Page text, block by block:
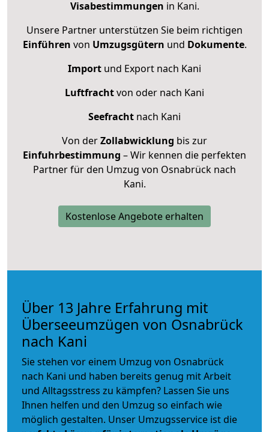
Visabestimmungen in Kani.
Unsere Partner unterstützen Sie beim richtigen
Einführen von Umzugsgütern und Dokumente.
Import und Export nach Kani
Luftfrachtvon oder nach Kani
Seefracht nach Kani
Von derZollabwicklung bis zur
Einfuhrbestimmung – Wir kennen die perfekten
Partner für den Umzug von Osnabrück nach
Kani.
Kostenlose Angebote erhalten
Über 13 Jahre Erfahrung mit
Überseeumzügen von Osnabrück
nach Kani
Sie stehen vor einem Umzug von Osnabrück
nach Kani und haben bereits genug mit Arbeit
und Alltagsstress zu kämpfen? Lassen Sie uns
Ihnen helfen und den Umzug so einfach wie
möglich gestalten. Unser Umzugsservice ist die